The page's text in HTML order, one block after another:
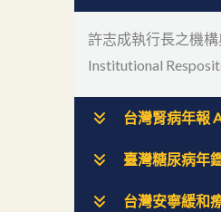
許志成執行長之機
Institutional
台灣腎病年報
臺灣糖尿病年
台灣安寧緩和